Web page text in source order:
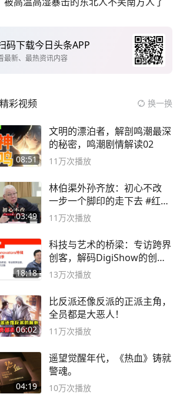
码下载今日头条APP
最新、最热资讯内容
精彩视频 换一换
08:51
文明的漂泊者，解剖鸣潮最深
的秘密，鸣潮剧情解读02
11万次播放
03:49
林伯渠外孙齐放：初心不改
一步一个脚印的走下去 #红船
论坛
11万次播放
18:18
科技与艺术的桥梁：专访跨界
创客，解码DigiShow的创新
之路
13万次播放
06:02
比反派还像反派的正派主角，
全员都是大恶人！
11万次播放
04:19
遥望觉醒年代，《热血》铸就
警魂。
10万次播放